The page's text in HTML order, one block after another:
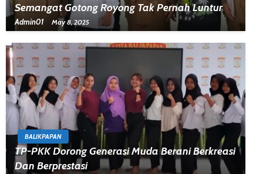
Semangat Gotong Royong Tak Pernah Luntur
Admin01 May 8, 2025
BALIKPAPAN
TP-PKK Dorong Generasi Muda Berani Berkreasi
Dan Berprestasi